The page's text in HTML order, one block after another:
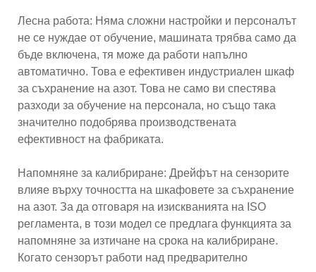
Лесна работа: Няма сложни настройки и персоналът
не се нуждае от обучение, машината трябва само да
бъде включена, тя може да работи напълно
автоматично. Това е ефективен индустриален шкаф
за съхранение на азот. Това не само ви спестява
разходи за обучение на персонала, но също така
значително подобрява производствената
ефективност на фабриката.
Напомняне за калибриране: Дрейфът на сензорите
влияе върху точността на шкафовете за съхранение
на азот. За да отговаря на изискванията на ISO
регламента, в този модел се предлага функцията за
напомняне за изтичане на срока на калибриране.
Когато сензорът работи над предварително